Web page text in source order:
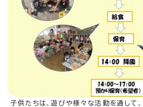
子供たちは、遊びや様々な活動を通して、